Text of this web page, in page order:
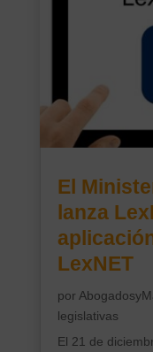
El
lanza
LexNET
por
legislativas
El 21 de